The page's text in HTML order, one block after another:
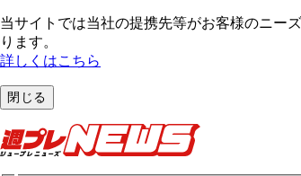
当サイトでは当社の提携先等がお客様のニー
ります。
詳しくはこちら
閉じる